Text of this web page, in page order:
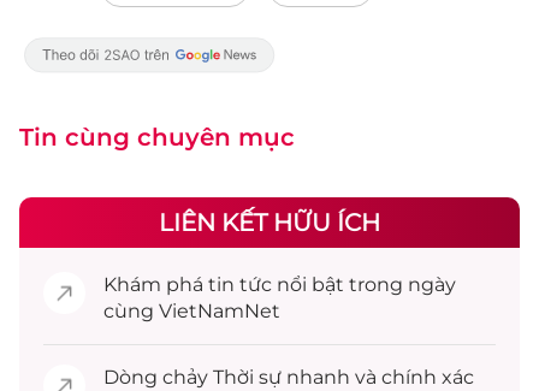
Tin cùng chuyên mục
LIÊN KẾT HỮU ÍCH
Khám phá tin tức nổi bật trong ngày
cùng VietNamNet
Dòng chảy Thời sự nhanh và chính xác